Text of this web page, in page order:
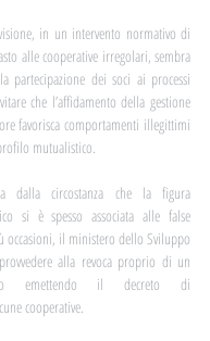
in un intervento normativo di
alle cooperative irregolari, sembra
partecipazione dei soci ai processi
che l’affidamento della gestione
favorisca comportamenti illegittimi
mutualistico.
dalla circostanza che la figura
si è spesso associata alle false
occasioni, il ministero dello Sviluppo
alla revoca proprio di un
emettendo il decreto di
cooperative.